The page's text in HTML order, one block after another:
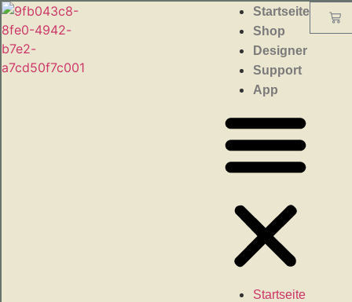
Startseite
Shop
Designer
Support
App
Startseite